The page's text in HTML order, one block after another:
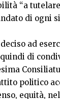
“a
di ogni
ad
di
politico
equità,